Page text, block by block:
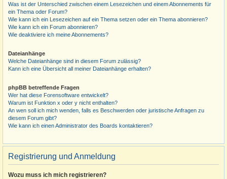
Was ist der Unterschied zwischen einem Lesezeichen und einem Abonnements für
ein Thema oder Forum?
Wie kann ich ein Lesezeichen auf ein Thema setzen oder ein Thema abonnieren?
Wie kann ich ein Forum abonnieren?
Wie deaktiviere ich meine Abonnements?
Dateianhänge
Welche Dateianhänge sind in diesem Forum zulässig?
Kann ich eine Übersicht all meiner Dateianhänge erhalten?
phpBB betreffende Fragen
Wer hat diese Forensoftware entwickelt?
Warum ist Funktion x oder y nicht enthalten?
An wen soll ich mich wenden, falls es Beschwerden oder juristische Anfragen zu
diesem Forum gibt?
Wie kann ich einen Administrator des Boards kontaktieren?
Registrierung und Anmeldung
Wozu muss ich mich registrieren?